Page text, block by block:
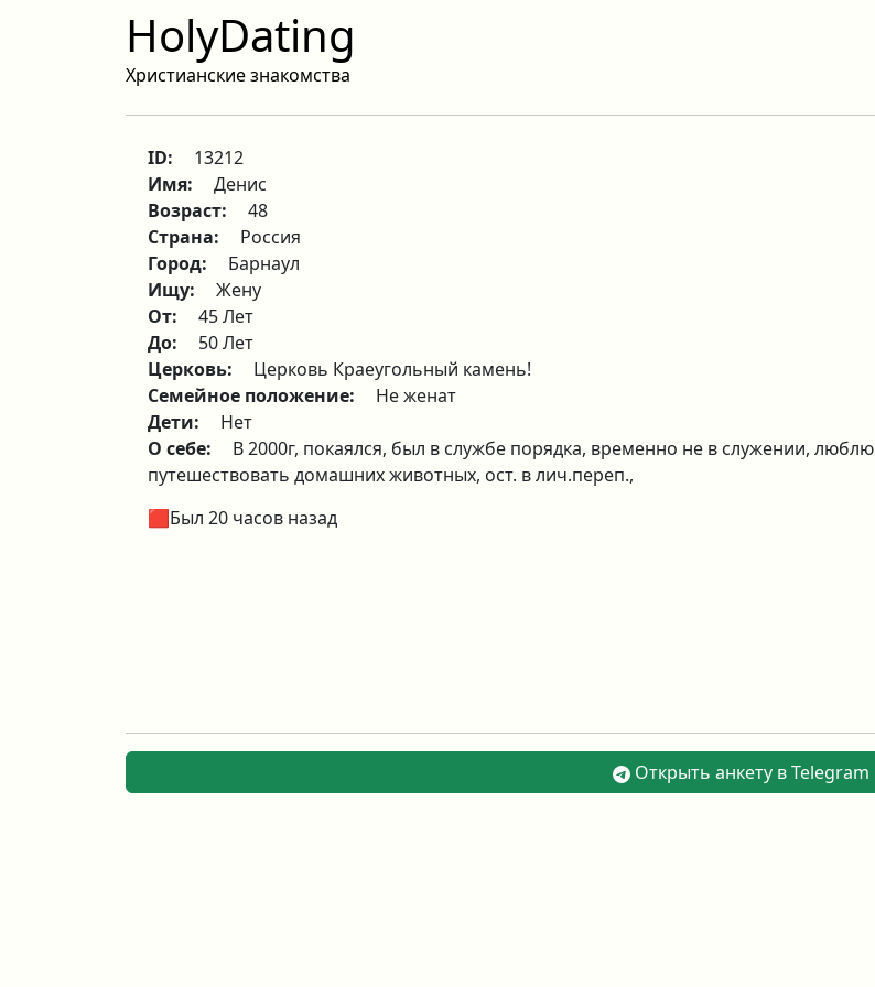
HolyDating
Христианские знакомства
ID:
13212
Имя:
Денис
Возраст:
48
Страна:
Россия
Город:
Барнаул
Ищу:
Жену
От:
45 Лет
До:
50 Лет
Церковь:
Церковь Краеугольный камень!
Семейное положение:
Не женат
Дети:
Нет
О себе:
В 2000г, покаялся, был в службе порядка, временно не в служении, люблю
путешествовать домашних животных, ост. в лич.переп.,
🟥Был 20 часов назад
Открыть анкету в Telegram